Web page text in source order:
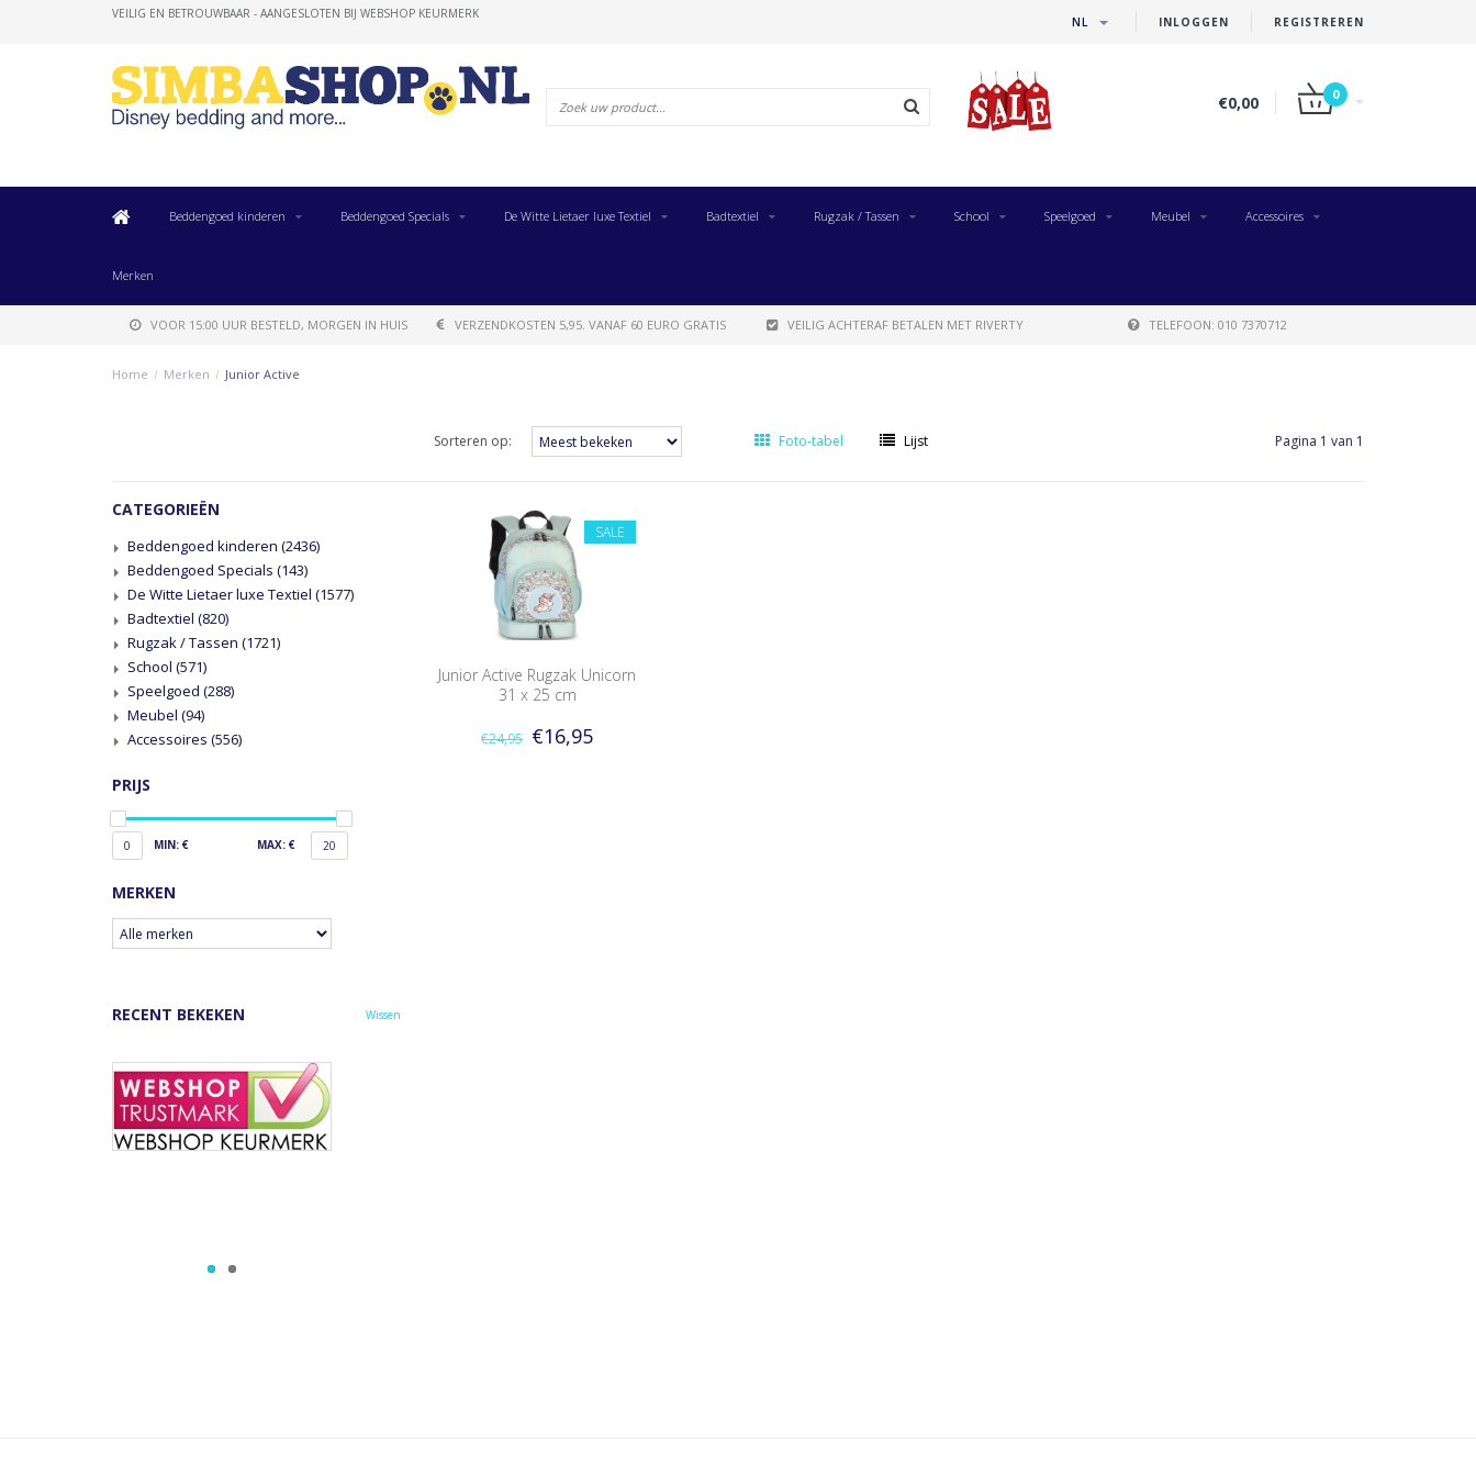
INLOGGEN REGISTREREN
NL
VEILIG EN BETROUWBAAR - AANGESLOTEN BIJ WEBSHOP KEURMERK
€0,00 0
Beddengoed kinderen Beddengoed Specials De Witte Lietaer luxe Textiel Badtextiel Rugzak / Tassen School Speelgoed Meubel Accessoires
Merken
VOOR 15:00 UUR BESTELD, MORGEN IN HUIS VERZENDKOSTEN 5,95. VANAF 60 EURO GRATIS VEILIG ACHTERAF BETALEN MET RIVERTY TELEFOON: 010 7370712
Home / Merken / Junior Active
Sorteren op: Foto-tabel Lijst Pagina 1 van 1
CATEGORIEËN
Beddengoed kinderen (2436)
Beddengoed Specials (143)
De Witte Lietaer luxe Textiel (1577)
Badtextiel (820)
Rugzak / Tassen (1721)
School (571)
Speelgoed (288)
Meubel (94)
Accessoires (556)
PRIJS
0 MIN: € MAX: € 20
MERKEN
RECENT BEKEKEN Wissen
SALE
Junior Active Rugzak Unicorn
31 x 25 cm
€24,95 €16,95